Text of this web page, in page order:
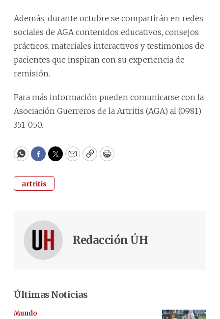
Además, durante octubre se compartirán en redes
sociales de AGA contenidos educativos, consejos
prácticos, materiales interactivos y testimonios de
pacientes que inspiran con su experiencia de
remisión.
Para más información pueden comunicarse con la
Asociación Guerreros de la Artritis (AGA) al (0981)
351-050.
WhatsApp
Facebook
Twitter
EmailCopyPrint
artritis
Redacción ÚH
Últimas Noticias
Mundo